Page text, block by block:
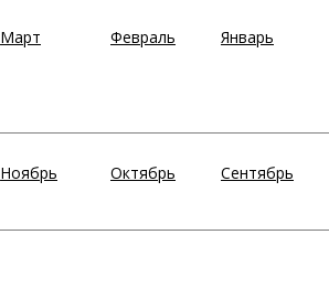
Март Февраль Январь
Ноябрь Октябрь Сентябрь